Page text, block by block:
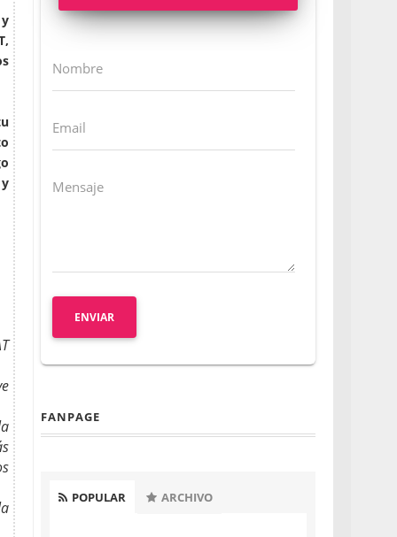
Nombre
Email
Mensaje
FANPAGE
POPULAR ARCHIVO